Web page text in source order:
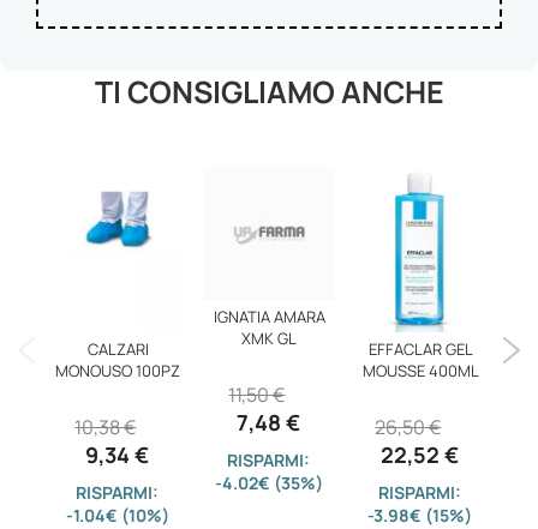
TI CONSIGLIAMO ANCHE
CALZARI
MONOUSO 100PZ
9,34 €
10,38 €
RISPARMI:
-1.04€ (10%)
IGNATIA AMARA
XMK GL
7,48 €
11,50 €
RISPARMI:
-4.02€ (35%)
EFFACLAR GEL
MOUSSE 400ML
22,52 €
26,50 €
RISPARMI:
-3.98€ (15%)